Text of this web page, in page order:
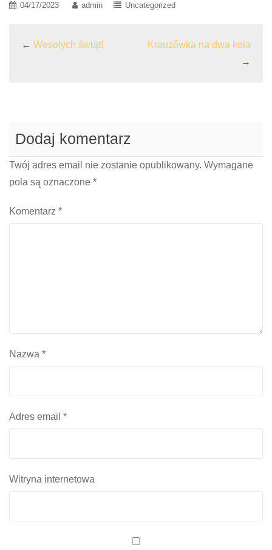
04/17/2023 admin Uncategorized
← Wesołych świąt!
Krauzówka na dwa koła
→
Dodaj komentarz
Twój adres email nie zostanie opublikowany. Wymagane
pola są oznaczone *
Komentarz *
Nazwa *
Adres email *
Witryna internetowa